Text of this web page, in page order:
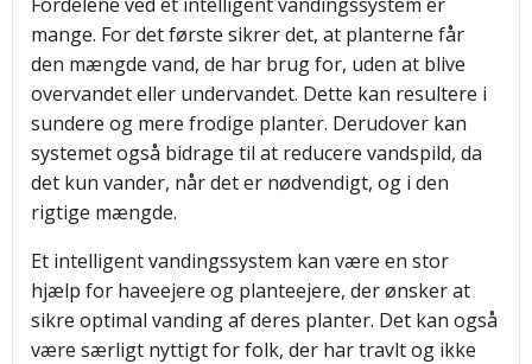
mange. For det første sikrer det, at planterne får
den mængde vand, de har brug for, uden at blive
overvandet eller undervandet. Dette kan resultere i
sundere og mere frodige planter. Derudover kan
systemet også bidrage til at reducere vandspild, da
det kun vander, når det er nødvendigt, og i den
rigtige mængde.
Et intelligent vandingssystem kan være en stor
hjælp for haveejere og planteejere, der ønsker at
sikre optimal vanding af deres planter. Det kan også
være særligt nyttigt for folk, der har travlt og ikke